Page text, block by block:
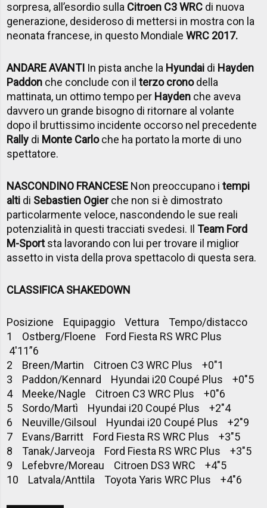
sorpresa, all’esordio sulla Citroen C3 WRC di nuova
generazione, desideroso di mettersi in mostra con la
neonata francese, in questo MondialeWRC 2017.
ANDARE AVANTI In pista anche la Hyundai di Hayden
Paddon che conclude con ilterzo cronodella
mattinata, un ottimo tempo per Hayden che aveva
davvero un grande bisogno di ritornare al volante
dopo il bruttissimo incidente occorso nel precedente
Rally di Monte Carloche ha portato la morte di uno
spettatore.
NASCONDINO FRANCESE Non preoccupano itempi
alti di Sebastien Ogierche non si è dimostrato
particolarmente veloce, nascondendo le sue reali
potenzialità in questi tracciati svedesi. IlTeam Ford
M-Sportsta lavorando con lui per trovare il miglior
assetto in vista della prova spettacolo di questa sera.
CLASSIFICA SHAKEDOWN
Posizione Equipaggio Vettura Tempo/distacco
1 Ostberg/Floene Ford Fiesta RS WRC Plus
4'11”6
2 Breen/Martin Citroen C3 WRC Plus +0"1
3 Paddon/Kennard Hyundai i20 Coupé Plus +0"5
4 Meeke/Nagle Citroen C3 WRC Plus +0"6
5 Sordo/Martì Hyundai i20 Coupé Plus +2"4
6 Neuville/Gilsoul Hyundai i20 Coupé Plus +2"9
7 Evans/Barritt Ford Fiesta RS WRC Plus +3"5
8 Tanak/Jarveoja Ford Fiesta RS WRC Plus +3"5
9 Lefebvre/Moreau Citroen DS3 WRC +4"5
10 Latvala/Anttila Toyota Yaris WRC Plus +4"6